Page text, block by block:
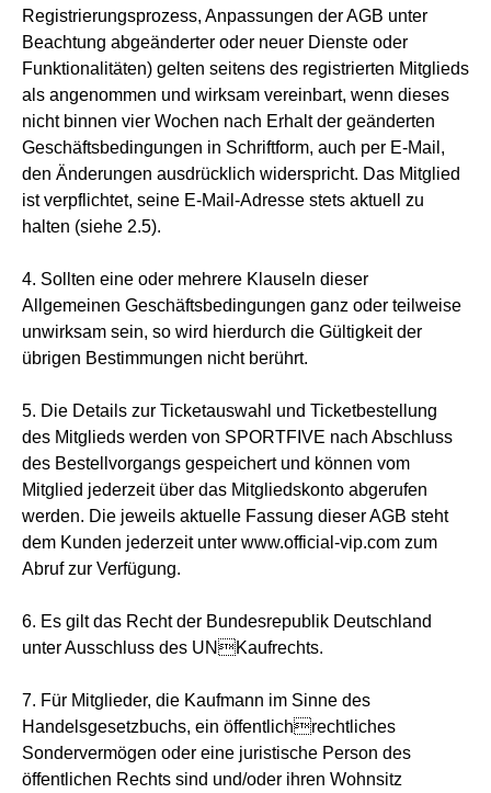
Registrierungsprozess, Anpassungen der AGB unter
Beachtung abgeänderter oder neuer Dienste oder
Funktionalitäten) gelten seitens des registrierten Mitglieds
als angenommen und wirksam vereinbart, wenn dieses
nicht binnen vier Wochen nach Erhalt der geänderten
Geschäftsbedingungen in Schriftform, auch per E-Mail,
den Änderungen ausdrücklich widerspricht. Das Mitglied
ist verpflichtet, seine E-Mail-Adresse stets aktuell zu
halten (siehe 2.5).
4. Sollten eine oder mehrere Klauseln dieser
Allgemeinen Geschäftsbedingungen ganz oder teilweise
unwirksam sein, so wird hierdurch die Gültigkeit der
übrigen Bestimmungen nicht berührt.
5. Die Details zur Ticketauswahl und Ticketbestellung
des Mitglieds werden von SPORTFIVE nach Abschluss
des Bestellvorgangs gespeichert und können vom
Mitglied jederzeit über das Mitgliedskonto abgerufen
werden. Die jeweils aktuelle Fassung dieser AGB steht
dem Kunden jederzeit unter www.official-vip.com zum
Abruf zur Verfügung.
6. Es gilt das Recht der Bundesrepublik Deutschland
unter Ausschluss des UNKaufrechts.
7. Für Mitglieder, die Kaufmann im Sinne des
Handelsgesetzbuchs, ein öffentlichrechtliches
Sondervermögen oder eine juristische Person des
öffentlichen Rechts sind und/oder ihren Wohnsitz